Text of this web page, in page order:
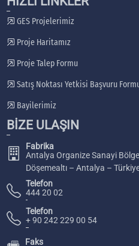
GES Projelerimiz
Proje Haritamız
Proje Talep Formu
Satış Noktası Yetkisi Başvuru
Bayilerimiz
BİZE ULAŞIN
Fabrika
Antalya Organize Sanayi
Döşemealtı – Antalya –
Telefon
444 20 02
Telefon
+ 90 242 229 00 54
Faks